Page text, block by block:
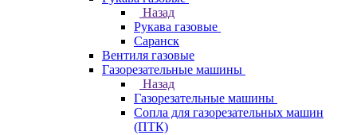
Назад
Рукава газовые
Саранск
Вентиля газовые
Газорезательные машины
Назад
Газорезательные машины
Сопла для газорезательных машин
(ПТК)